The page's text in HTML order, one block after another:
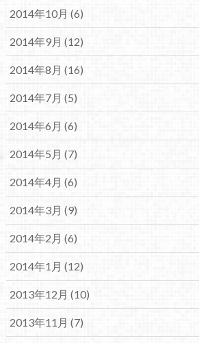
2014年10月 (6)
2014年9月 (12)
2014年8月 (16)
2014年7月 (5)
2014年6月 (6)
2014年5月 (7)
2014年4月 (6)
2014年3月 (9)
2014年2月 (6)
2014年1月 (12)
2013年12月 (10)
2013年11月 (7)